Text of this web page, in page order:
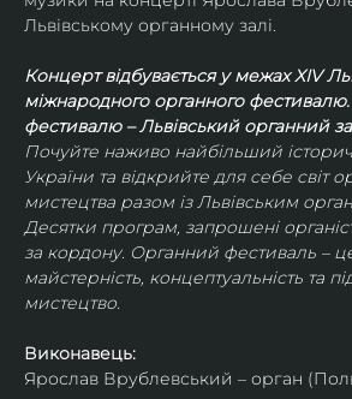
Львівському органному залі.
Концерт відбувається у межах ХIV
міжнародного органного фестивалю.
фестивалю – Львівський органний
Почуйте наживо найбільший
України та відкрийте для себе світ
мистецтва разом із Львівським
Десятки програм, запрошені
за кордону. Органний фестиваль –
майстерність, концептуальність та
мистецтво.
Виконавець:
Ярослав Врублевський – орган